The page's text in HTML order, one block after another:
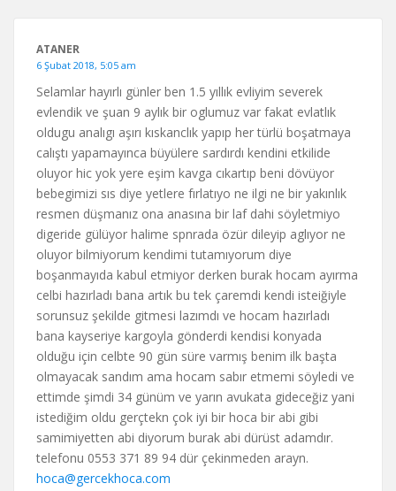
ATANER
6 Şubat 2018, 5:05 am
Selamlar hayırlı günler ben 1.5 yıllık evliyim severek
evlendik ve şuan 9 aylık bir oglumuz var fakat evlatlık
oldugu analıgı aşırı kıskanclık yapıp her türlü boşatmaya
calıştı yapamayınca büyülere sardırdı kendini etkilide
oluyor hic yok yere eşim kavga cıkartıp beni dövüyor
bebegimizi sıs diye yetlere fırlatıyo ne ilgi ne bir yakınlık
resmen düşmanız ona anasına bir laf dahi söyletmiyo
digeride gülüyor halime spnrada özür dileyip aglıyor ne
oluyor bilmiyorum kendimi tutamıyorum diye
boşanmayıda kabul etmiyor derken burak hocam ayırma
celbi hazırladı bana artık bu tek çaremdi kendi isteiğiyle
sorunsuz şekilde gitmesi lazımdı ve hocam hazırladı
bana kayseriye kargoyla gönderdi kendisi konyada
olduğu için celbte 90 gün süre varmış benim ilk başta
olmayacak sandım ama hocam sabır etmemi söyledi ve
ettimde şimdi 34 günüm ve yarın avukata gideceğiz yani
istediğim oldu gerçtekn çok iyi bir hoca bir abi gibi
samimiyetten abi diyorum burak abi dürüst adamdır.
telefonu 0553 371 89 94 dür çekinmeden arayn.
hoca@gercekhoca.com